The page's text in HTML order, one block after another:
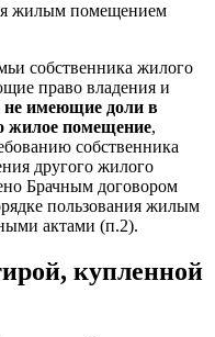
жилым помещением
собственника жилого
право владения и
не имеющие доли в
жилое помещение,
собственника
другого жилого
Брачным договором
пользования жилым
актами (п.2).
купленной